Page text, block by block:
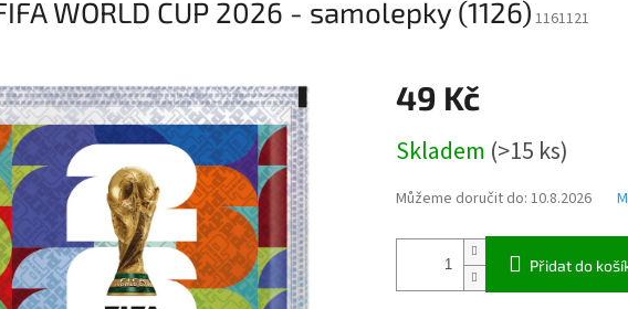
WORLD CUP 2026 - samolepky (1126) 1161121
49 Kč
cena:
Skladem (>15 ks)
Můžeme doručit do: 10.8.2026
Přidat do